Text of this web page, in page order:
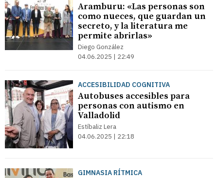
Aramburu: «Las personas son
como nueces, que guardan un
secreto, y la literatura me
permite abrirlas»
Diego González
04.06.2025 | 22:49
ACCESIBILIDAD COGNITIVA
Autobuses accesibles para
personas con autismo en
Valladolid
Estíbaliz Lera
04.06.2025 | 22:18
GIMNASIA RÍTMICA